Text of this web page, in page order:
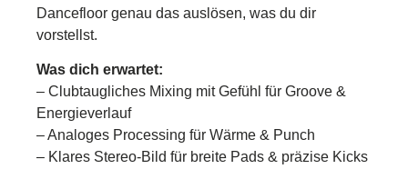
Dancefloor genau das auslösen, was du dir
vorstellst.
Was dich erwartet:
– Clubtaugliches Mixing mit Gefühl für Groove &
Energieverlauf
– Analoges Processing für Wärme & Punch
– Klares Stereo-Bild für breite Pads & präzise Kicks